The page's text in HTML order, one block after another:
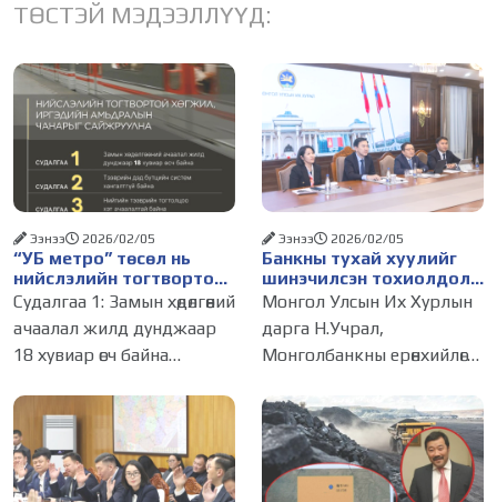
ТӨСТЭЙ МЭДЭЭЛЛҮҮД:
“УБ метро” төсөл нь
нийслэлийн тогтвортой
хөгжил, иргэдийн
амьдралын чанарыг
сайжруулах зайлшгүй
шийдэл юм
Ээнээ 2026/02/05
Судалгаа 1: Замын хөдөлгөөний
ачаалал жилд дунджаар
18 хувиар өсч байна
гудамж, зам дагуу хөдөлгөөнд
оролцож буй хувийн
тээврийн хэрэгслийн
дундаж хурд 7-11 км/цаг,
Банкны тухай хуулийг
шинэчилсэн тохиолдолд
Унгар Улсын ОТП банк
Монгол Улсад үйл
ажиллагаагаа явуулах
хүсэлтэй байгаагаа
Ээнээ 2026/02/05
Монгол Улсын Их Хурлын
дарга Н.Учрал,
Монголбанкны ерөнхийлөгч
(2026.02.04) Унгар Улсын
ОТП банкны төлөөлөлтэй
цахимаар уулзлаа.
Уулзалтаар ОТП банкны